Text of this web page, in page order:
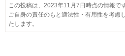
この投稿は、2023年11月7日時点の情報です
ご自身の責任のもと適法性・有用性を考慮
たします。